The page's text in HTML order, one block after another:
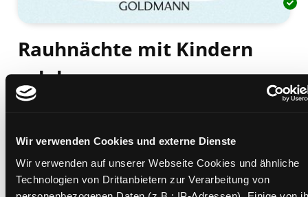
Wir verwenden Cookies und externe Dienste
Wir verwenden auf unserer Webseite Cookies und ähnliche
Technologien von Drittanbietern zur Verarbeitung von
Rauhnächte mit Kindern
erleben
eine magische Reise für die ganze Familie ; die
Mediengruppe:Sachbuch
Verfasser:Suche nach diesem Verfasser
Dohler, Christine
Beschreibung ein-/ausblenden